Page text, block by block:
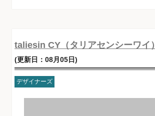
taliesin CY（タリアセンシーワイ）
(更新日：08月05日)
デザイナーズ